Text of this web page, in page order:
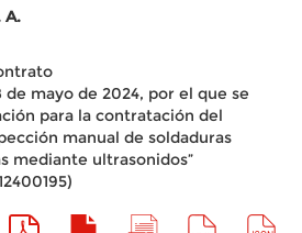
A.
de mayo de 2024, por el que se
para la contratación del
manual de soldaduras
mediante ultrasonidos”